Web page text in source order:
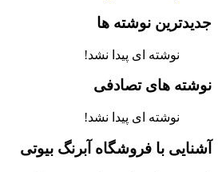
جدیدترین نوشته ها
نوشته ای پیدا نشد!
نوشته های تصادفی
نوشته ای پیدا نشد!
آشنایی با فروشگاه آبرنگ بیوتی